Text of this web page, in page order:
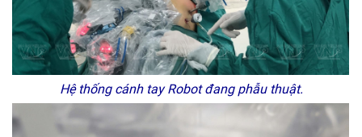
Hệ thống cánh tay Robot đang phẫu thuật.